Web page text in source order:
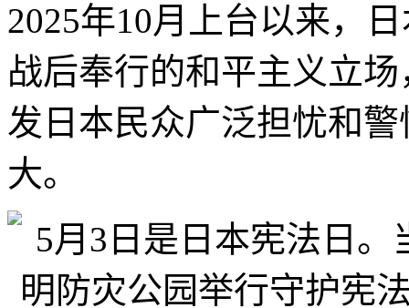
2025年10月上台以来，
战后奉行的和平主义立
发日本民众广泛担忧和
大。